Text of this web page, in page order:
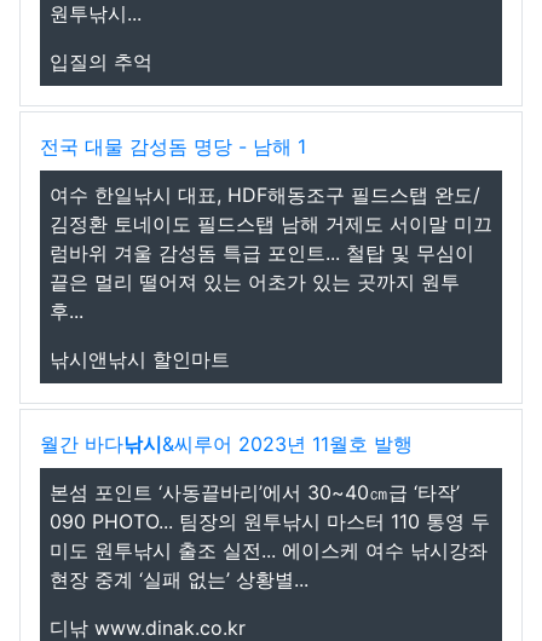
원투낚시...
입질의 추억
전국 대물 감성돔 명당 - 남해 1
여수 한일낚시 대표, HDF해동조구 필드스탭 완도/
김정환 토네이도 필드스탭 남해 거제도 서이말 미끄
럼바위 겨울 감성돔 특급 포인트... 철탑 및 무심이
끝은 멀리 떨어져 있는 어초가 있는 곳까지 원투
후...
낚시앤낚시 할인마트
월간 바다낚시&씨루어 2023년 11월호 발행
본섬 포인트 ‘사동끝바리’에서 30~40㎝급 ‘타작’
090 PHOTO... 팀장의 원투낚시 마스터 110 통영 두
미도 원투낚시 출조 실전... 에이스케 여수 낚시강좌
현장 중계 ‘실패 없는’ 상황별...
디낚 www.dinak.co.kr